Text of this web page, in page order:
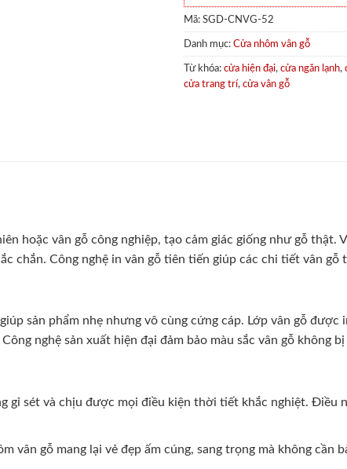
Mã: SGD-CNVG-52
Danh mục: Cửa nhôm vân gỗ
Từ khóa: cửa hiện đại, cửa ngăn lạnh,
cửa trang trí, cửa vân gỗ
hoặc vân gỗ công nghiệp, tạo cảm giác giống như gỗ thật.
chắn. Công nghệ in vân gỗ tiên tiến giúp các chi tiết vân
sản phẩm nhẹ nhưng vô cùng cứng cáp. Lớp vân gỗ
nghệ sản xuất hiện đại đảm bảo màu sắc vân gỗ không
gỉ sét và chịu được mọi điều kiện thời tiết khắc nghiệt. Điều
vân gỗ mang lại vẻ đẹp ấm cúng, sang trọng mà không cần